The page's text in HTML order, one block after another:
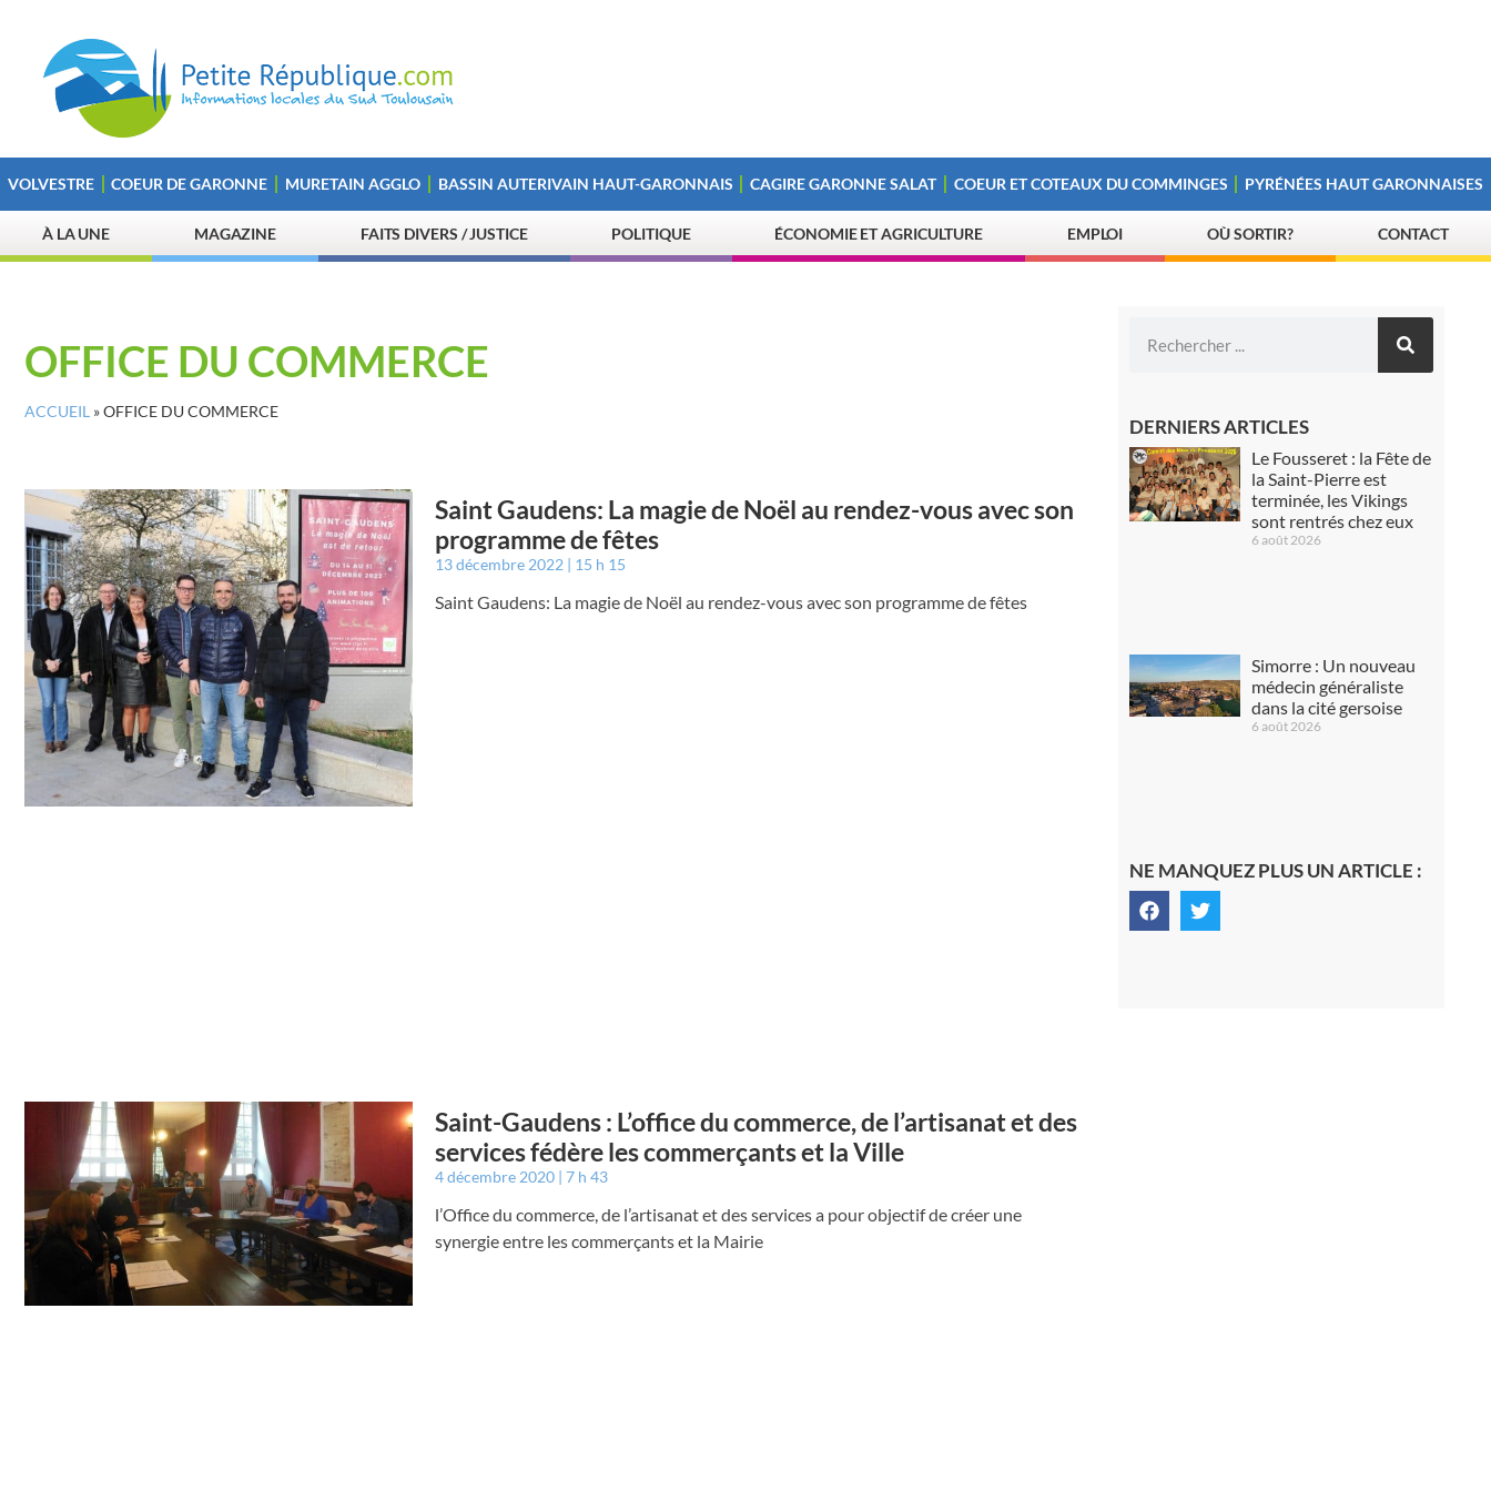
VOLVESTRE COEUR DE GARONNE MURETAIN AGGLO BASSIN AUTERIVAIN HAUT-GARONNAIS CAGIRE GARONNE SALAT COEUR ET COTEAUX DU COMMINGES PYRÉNÉES HAUT GARONNAISES
À LA UNE MAGAZINE FAITS DIVERS / JUSTICE POLITIQUE ÉCONOMIE ET AGRICULTURE EMPLOI OÙ SORTIR? CONTACT
OFFICE DU COMMERCE
ACCUEIL »OFFICE DU COMMERCE
Saint Gaudens: La magie de Noël au rendez-vous avec son
programme de fêtes
13 décembre 2022 15 h 15
Saint Gaudens: La magie de Noël au rendez-vous avec son programme de fêtes
Saint-Gaudens : L’office du commerce, de l’artisanat et des
services fédère les commerçants et la Ville
4 décembre 2020 7 h 43
l’Office du commerce, de l’artisanat et des services a pour objectif de créer une
synergie entre les commerçants et la Mairie
DERNIERS ARTICLES
Le Fousseret : la Fête de
la Saint-Pierre est
terminée, les Vikings
sont rentrés chez eux
6 août 2026
Simorre : Un nouveau
médecin généraliste
dans la cité gersoise
6 août 2026
NE MANQUEZ PLUS UN ARTICLE :